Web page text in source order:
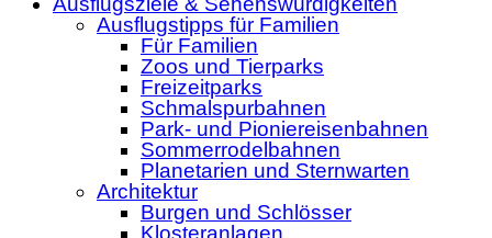
Ausflugstipps für Familien
Für Familien
Zoos und Tierparks
Freizeitparks
Schmalspurbahnen
Park- und Pioniereisenbahnen
Sommerrodelbahnen
Planetarien und Sternwarten
Architektur
Burgen und Schlösser
Klosteranlagen